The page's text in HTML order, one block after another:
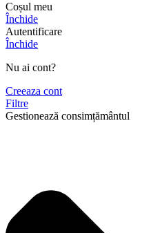
Coșul meu
Închide
Autentificare
Închide
Nu ai cont?
Creeaza cont
Filtre
Gestionează consimțământul